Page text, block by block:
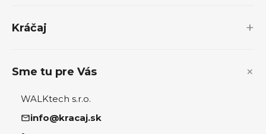
Kráčaj
Sme tu pre Vás
WALKtech s.r.o.
info@kracaj.sk